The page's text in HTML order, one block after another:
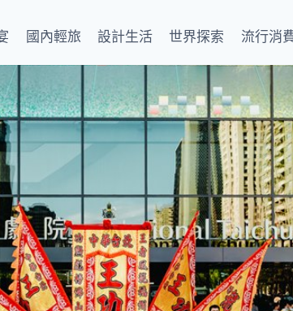
國內輕旅 設計生活 世界探索 流行消